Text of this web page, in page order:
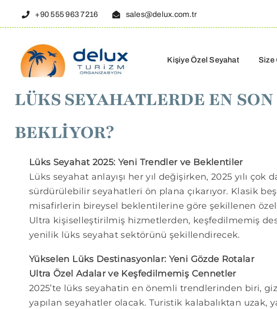
+90 555 963 7216 sales@delux.com.tr
Kişiye Özel Seyahat Size
LÜKS SEYAHATLERDE EN
BEKLİYOR?
Lüks Seyahat 2025: Yeni Trendler ve Beklentiler
Lüks seyahat anlayışı her yıl değişirken, 2025 yılı çok
sürdürülebilir seyahatleri ön plana çıkarıyor. Klasik
misafirlerin bireysel beklentilerine göre şekillenen
Ultra kişiselleştirilmiş hizmetlerden, keşfedilmemiş
yenilik lüks seyahat sektörünü şekillendirecek.
Yükselen Lüks Destinasyonlar: Yeni Gözde Rotalar
Ultra Özel Adalar ve Keşfedilmemiş Cennetler
2025’te lüks seyahatin en önemli trendlerinden biri,
yapılan seyahatler olacak. Turistik kalabalıktan uzak,